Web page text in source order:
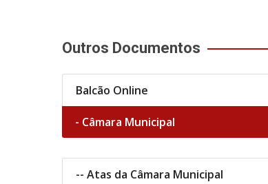
Outros Documentos
Balcão Online
- Câmara Municipal
-- Atas da Câmara Municipal